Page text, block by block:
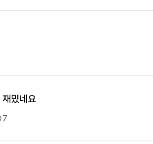
밌네요
7